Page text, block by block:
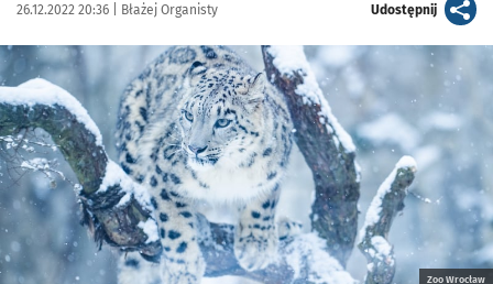
Data publikacji:
26.12.2022 20:36 | Autor:
Błażej Organisty Udostępnijartykuł
Kliknij, aby zobaczyć galerię
Zoo Wrocław